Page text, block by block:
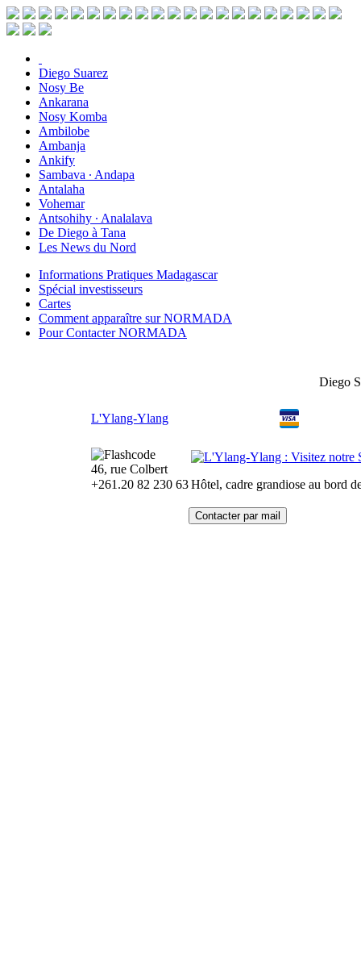
Diego Suarez
Nosy Be
Ankarana
Nosy Komba
Ambilobe
Ambanja
Ankify
Sambava ∙ Andapa
Antalaha
Vohemar
Antsohihy ∙ Analalava
De Diego à Tana
Les News du Nord
Informations Pratiques Madagascar
Spécial investisseurs
Cartes
Comment apparaître sur NORMADA
Pour Contacter NORMADA
Diego
L'Ylang-Ylang
46, rue Colbert
+261.20 82 230 63Hôtel, cadre grandiose au bord